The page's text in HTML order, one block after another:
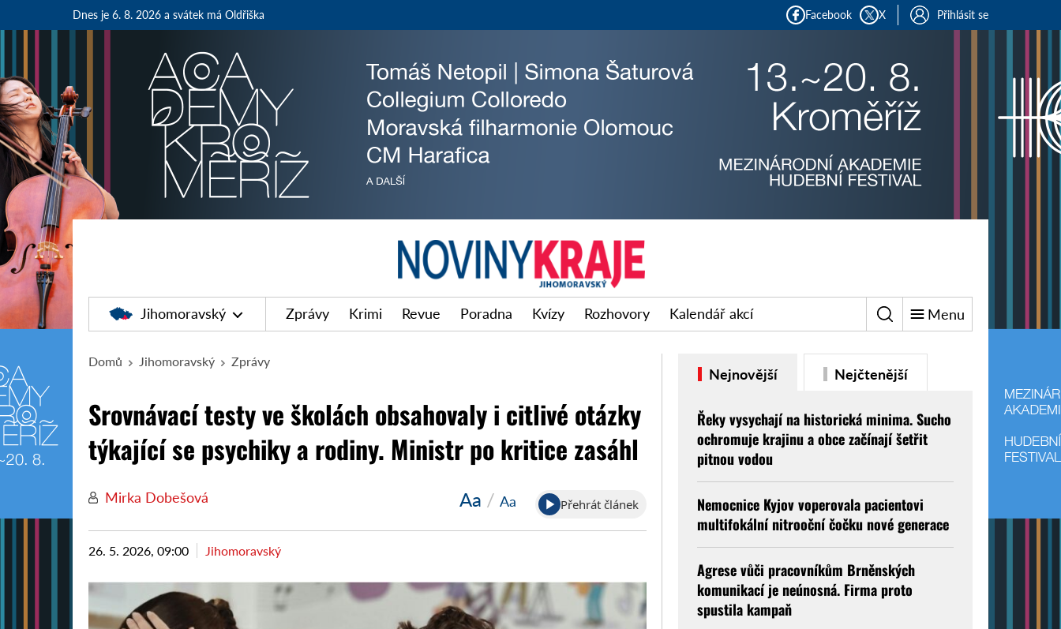
Dnes je 6. 8. 2026 a svátek má Oldřiška Facebook X Přihlásit se
Jihomoravský Zprávy Krimi Revue Poradna Kvízy Rozhovory Kalendář akcí Menu
Domů Jihomoravský Zprávy
Srovnávací testy ve školách obsahovaly i citlivé otázky
týkající se psychiky a rodiny. Ministr po kritice zasáhl
Mirka Dobešová Aa / Aa Přehrát článek
26. 5. 2026, 09:00 Jihomoravský
Nejnovější Nejčtenější
Řeky vysychají na historická minima. Sucho
ochromuje krajinu a obce začínají šetřit
pitnou vodou
Nemocnice Kyjov voperovala pacientovi
multifokální nitrooční čočku nové generace
Agrese vůči pracovníkům Brněnských
komunikací je neúnosná. Firma proto
spustila kampaň